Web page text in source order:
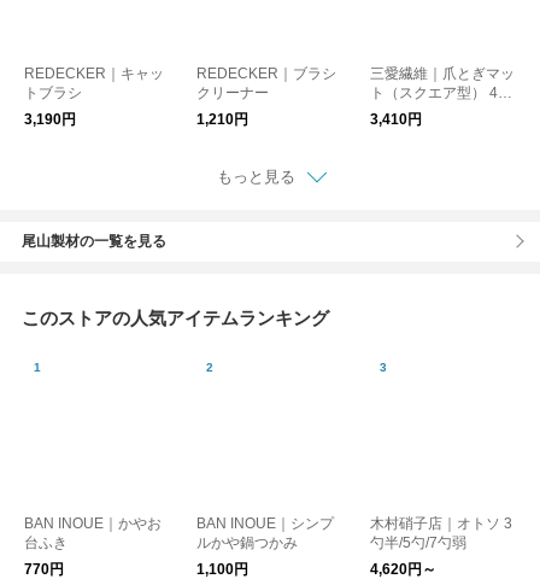
REDECKER｜キャッ
トブラシ
3,190円
REDECKER｜ブラシ
クリーナー
1,210円
三愛繊維｜爪とぎマッ
ト（スクエア型） 47×
60cm
3,410円
もっと見る
尾山製材の一覧を見る
このストアの人気アイテムランキング
BAN INOUE｜かやお
台ふき
770円
BAN INOUE｜シンプ
ルかや鍋つかみ
1,100円
木村硝子店｜オトソ 3
勺半/5勺/7勺弱
4,620円～